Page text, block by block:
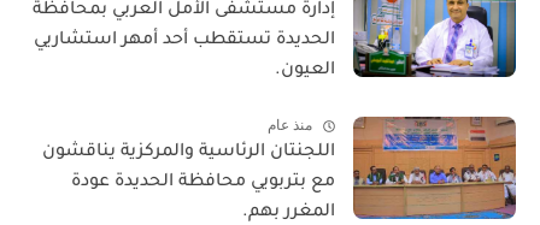
إدارة مستشفى الأمل العربي بمحافظة
الحديدة تستقطب أحد أمهر استشاريي
العيون.
منذ عام
اللجنتان الرئاسية والمركزية يناقشون
مع بتربويي محافظة الحديدة عودة
المغرر بهم.